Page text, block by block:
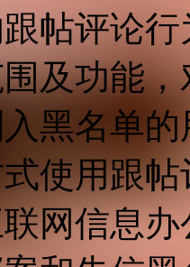
帖评论
及功能
黑名单
使用跟
网信息